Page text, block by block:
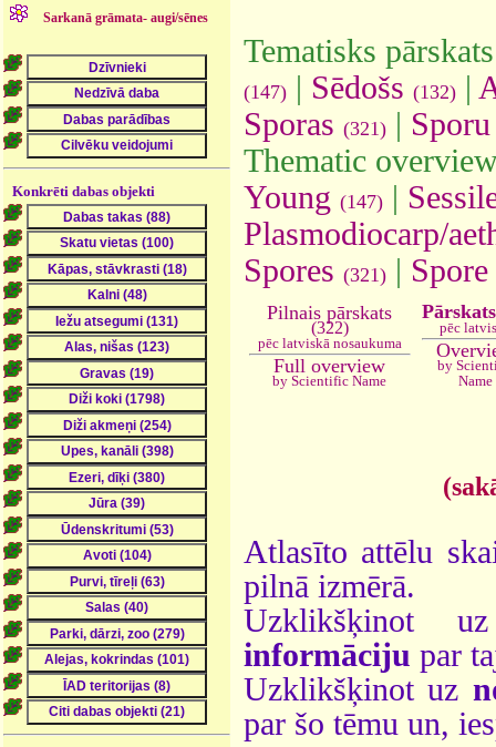
Sarkanā grāmata- augi/sēnes
Konkrēti dabas objekti
Tematisks
(147) | Sēdošs (132) |
Sporas (321) |
Thematic
Young (147) |
Plasmodiocarp/
Spores (321) |
Pilnais pārskats
(322)
pēc latviskā nosaukuma
Full overview
by Scientific Name
Pārskats
pēc
by
Name
Atlasīto attēlu
pilnā izmērā.
Uzklikšķinot
informāciju par
Uzklikšķinot uz
par šo tēmu un,